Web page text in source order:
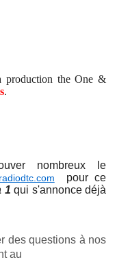
production the One &
.
nombreux le
pour ce
1 qui s'annonce déjà
des questions à nos
au